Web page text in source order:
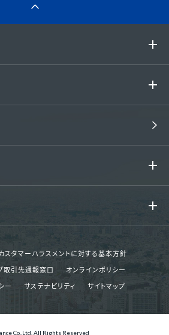
スタマーハラスメントに対する基本方針
取引先通報窓口
オンラインポリシー
ー
サステナビリティ サイトマップ
Co.,Ltd. All Rights Reserved